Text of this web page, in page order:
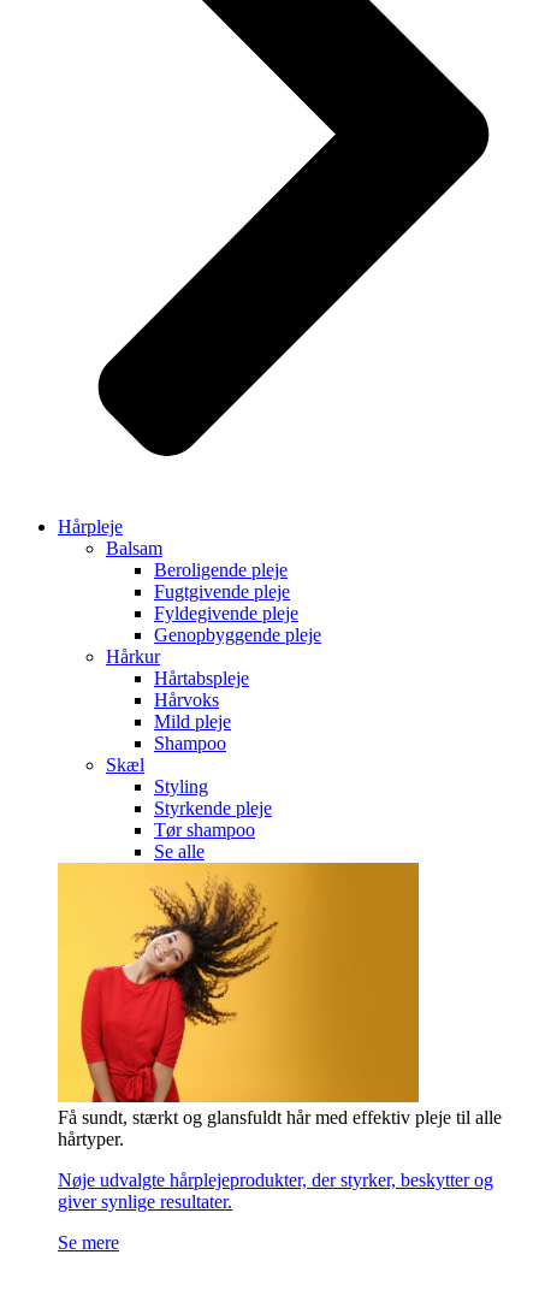
Hårpleje
Balsam
Beroligende pleje
Fugtgivende pleje
Fyldegivende pleje
Genopbyggende pleje
Hårkur
Hårtabspleje
Hårvoks
Mild pleje
Shampoo
Skæl
Styling
Styrkende pleje
Tør shampoo
Se alle
Få sundt, stærkt og glansfuldt hår med effektiv pleje til alle
hårtyper.
Nøje udvalgte hårplejeprodukter, der styrker, beskytter og
giver synlige resultater.
Se mere